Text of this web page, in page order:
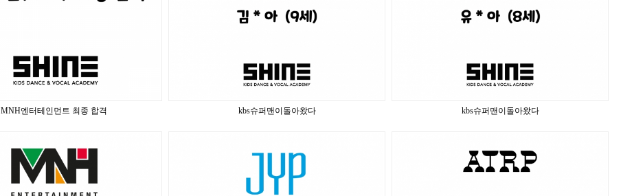
MNH엔터테인먼트 최종 합격 kbs슈퍼맨이돌아왔다 kbs슈퍼맨이돌아왔다